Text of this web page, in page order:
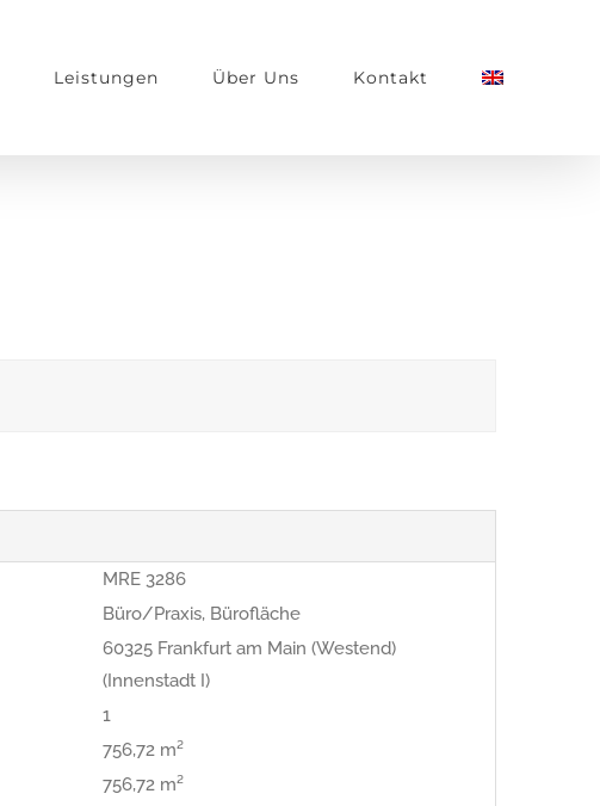
Leistungen Über Uns Kontakt
MRE 3286
Büro/Praxis, Bürofläche
60325 Frankfurt am Main (Westend)
(Innenstadt I)
1
756,72 m²
756,72 m²